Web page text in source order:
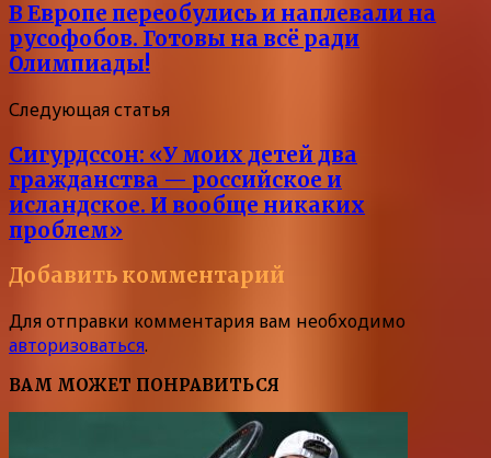
В Европе переобулись и наплевали на
русофобов. Готовы на всё ради
Олимпиады!
Следующая статья
Сигурдссон: «У моих детей два
гражданства — российское и
исландское. И вообще никаких
проблем»
Добавить комментарий
Для отправки комментария вам необходимо
авторизоваться.
ВАМ МОЖЕТ ПОНРАВИТЬСЯ